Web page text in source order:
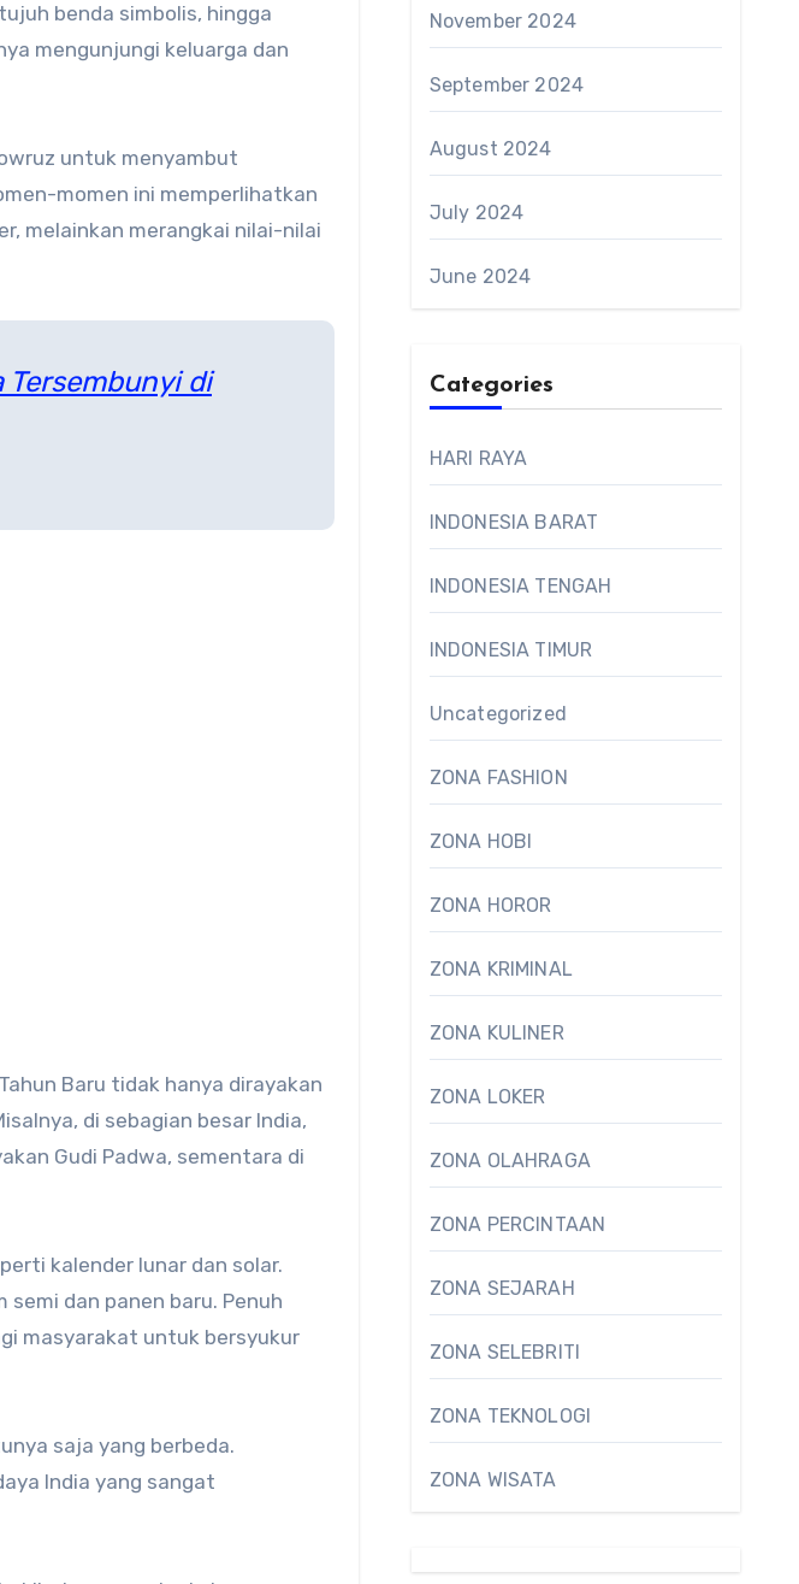
benda simbolis, hingga
mengunjungi keluarga dan
untuk menyambut
momen ini memperlihatkan
melainkan merangkai nilai-nilai
Tersembunyi di
Baru tidak hanya dirayakan
di sebagian besar India,
Gudi Padwa, sementara di
kalender lunar dan solar.
dan panen baru. Penuh
masyarakat untuk bersyukur
saja yang berbeda.
India yang sangat
November 2024
September 2024
August 2024
July 2024
June 2024
Categories
HARI RAYA
INDONESIA BARAT
INDONESIA TENGAH
INDONESIA TIMUR
Uncategorized
ZONA FASHION
ZONA HOBI
ZONA HOROR
ZONA KRIMINAL
ZONA KULINER
ZONA LOKER
ZONA OLAHRAGA
ZONA PERCINTAAN
ZONA SEJARAH
ZONA SELEBRITI
ZONA TEKNOLOGI
ZONA WISATA